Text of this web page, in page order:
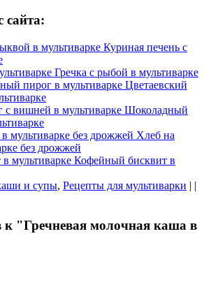
сайта:
Куриная печень с
Гречка с рыбой в мультиварке
Цветаевский
Шоколадный
Хлеб на
без дрожжей
Кофейный бисквит в
и супы, Рецепты для мультиварки | |
к "Гречневая молочная каша в